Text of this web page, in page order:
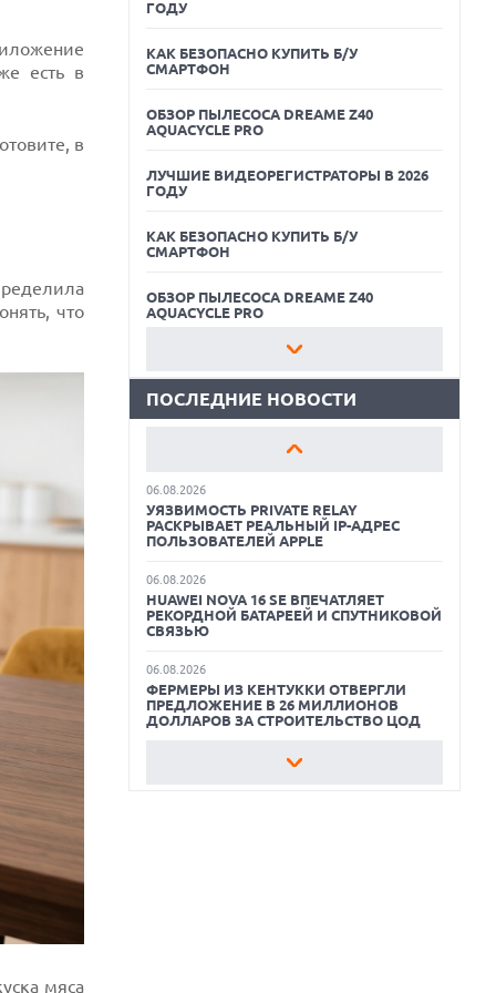
есть в
в
что
мяса
ГОДУ
КАК БЕЗОПАСНО КУПИТЬ Б/У
СМАРТФОН
ОБЗОР ПЫЛЕСОСА DREAME Z40
AQUACYCLE PRO
ЛУЧШИЕ ВИДЕОРЕГИСТРАТОРЫ В 2026
ГОДУ
КАК БЕЗОПАСНО КУПИТЬ Б/У
СМАРТФОН
ОБЗОР ПЫЛЕСОСА DREAME Z40
AQUACYCLE PRO
ЛУЧШИЕ ВИДЕОРЕГИСТРАТОРЫ В 2026
КАК БЕЗОПАСНО КУПИТЬ Б/У
AQUACYCLE PRO
ЛУЧШИЕ ВИДЕОРЕГИСТРАТОРЫ В 2026
КАК БЕЗОПАСНО КУПИТЬ Б/У
СМАРТФОН
ОБЗОР ПЫЛЕСОСА DREAME Z40
AQUACYCLE PRO
ПОСЛЕДНИЕ НОВОСТИ
MOOVE ПРИВЛЕКЛА $250 МЛН ЧТОБЫ
СТАТЬ КЛЮЧЕВЫМ ОПЕРАТОРОМ
06.08.2026
MATEPAD PRO 2026 ТОЛЩИНОЙ 4,7 ММ И
06.08.2026
TROUVER ПРЕДСТАВИЛ НОВЫЕ
ЛИНЕЙКУ ТЕХНИКИ 2026 ГОДА
06.08.2026
УЯЗВИМОСТЬ PRIVATE RELAY
РАСКРЫВАЕТ РЕАЛЬНЫЙ IP-АДРЕС
ПОЛЬЗОВАТЕЛЕЙ APPLE
06.08.2026
HUAWEI NOVA 16 SE ВПЕЧАТЛЯЕТ
РЕКОРДНОЙ БАТАРЕЕЙ И СПУТНИКОВОЙ
СВЯЗЬЮ
06.08.2026
ФЕРМЕРЫ ИЗ КЕНТУККИ ОТВЕРГЛИ
ПРЕДЛОЖЕНИЕ В 26 МИЛЛИОНОВ
ДОЛЛАРОВ ЗА СТРОИТЕЛЬСТВО ЦОД